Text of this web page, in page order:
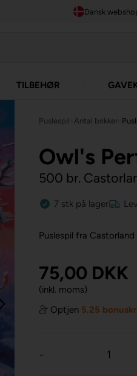
Dansk
TILBEHØR
Puslespil Antal brikker
Owl's
500 br.
7 stk på lager
Puslespil fra
75,00 DKK
(inkl. moms)
Optjen 5.25
-